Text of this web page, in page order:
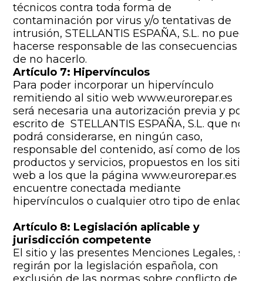
técnicos contra toda forma de
contaminación por virus y/o tentativas de
intrusión, STELLANTIS ESPAÑA, S.L. no puede
hacerse responsable de las consecuencias
de no hacerlo.
Artículo 7: Hipervínculos
Para poder incorporar un hipervínculo
remitiendo al sitio web www.eurorepar.es
será necesaria una autorización previa y por
escrito de STELLANTIS ESPAÑA, S.L. que no
podrá considerarse, en ningún caso,
responsable del contenido, así como de los
productos y servicios, propuestos en los sitios
web a los que la página www.eurorepar.es se
encuentre conectada mediante
hipervínculos o cualquier otro tipo de enlace.
Artículo 8: Legislación aplicable y
jurisdicción competente
El sitio y las presentes Menciones Legales, se
regirán por la legislación española, con